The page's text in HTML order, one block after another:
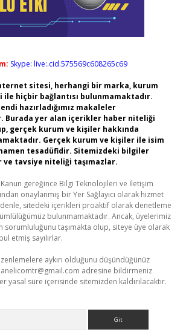
Skype: live:.cid.575569c608265c69
sitesi, herhangi bir marka, kurum
ile hiçbir bağlantısı bulunmamaktadır.
hazırladığımız makaleler
Burada yer alan içerikler haber niteliği
gerçek kurum ve kişiler hakkında
Gerçek kurum ve kişiler ile isim
tesadüfidir. Sitemizdeki bilgiler
tavsiye niteliği taşımazlar.
Kanun gereğince Bilgi Teknolojileri ve İletişim
onaylanmış bir Yer Sağlayıcı olarak hizmet
sitedeki içerikleri proaktif olarak denetleme
bulunmamaktadır. Ancak, üyelerimiz
sorumluluğunu taşımakta olup, siteye üye olarak
etmiş sayılırlar.
aykırı olduğunu düşündüğünüz
adresine bildirmeniz
yasal süre içerisinde sitemizden kaldırılacaktır.